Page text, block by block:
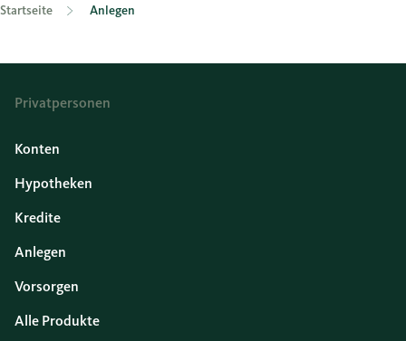
Startseite Anlegen
Privatpersonen
Konten
Hypotheken
Kredite
Anlegen
Vorsorgen
Alle Produkte